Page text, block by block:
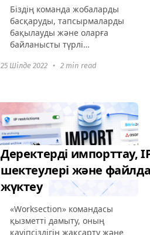
Біздің команда жобаларды
басқаруды, тапсырмаларды
бақылауды және оларға
байланысты түрлі
кеңейтетін жаңа
көмегімен. Worksection
Slack...
25 Шілде 2022 • 2 min read
Деректерді импорттау,
шектеулері және
жүктеу
«Worksection» командасы
қызметті дамыту, оның
қауіпсіздігін жақсарту және